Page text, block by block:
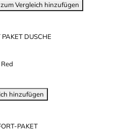
zum Vergleich hinzufügen
DUSCHE
hinzufügen
PAKET